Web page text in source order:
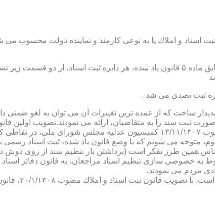
اسناد و املاك یا به نوعی كارمند و نماینده دولت محسوب می
۴۷ قانون سابق مندرج شده بود) تغییراتی را پدیدار ساخت كه از عمده ترین تغییرات آن می
ثبت سند را به متقاضیان، ارائه می نمودند.تصویب اولین
دفترخانه های اسناد رسمی، به سال ۱۳۰۷ باز می گردد. مطابق ماده ۱ قانون تشكیل دفاتر اسناد رسمی مصوب ۱۳/۱۱/
متوجه می شویم كه با وضع قانون یاد شده، ثبت اسناد
همین طرز تفكر است (برداشتن بار تنظیم سند از روی
مردم می نمودند.
در آن زمان، هر دفتر اسناد